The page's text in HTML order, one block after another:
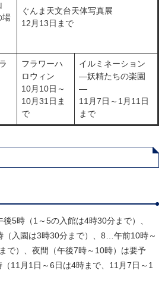
場
ぐんま天文台天体写真展
12月13日まで
フラワーハ
ロウィン
10月10日～
10月31日ま
で
イルミネーション
―妖精たちの楽園
―
11月7日～1月11日
まで
5時（1～5の入館は4時30分まで）、
入園は3時30分まで）、8…午前10時～
で）、夜間（午後7時～10時）は要予
11月1日～6日は4時まで、11月7日～1